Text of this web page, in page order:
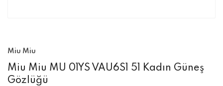
Miu Miu
Miu Miu MU 01YS VAU6S1 51 Kadın Güneş
Gözlüğü